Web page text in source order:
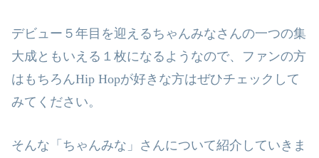
デビュー５年目を迎えるちゃんみなさんの一つの集
大成ともいえる１枚になるようなので、ファンの方
はもちろんHip Hopが好きな方はぜひチェックして
みてください。
そんな「ちゃんみな」さんについて紹介していきま